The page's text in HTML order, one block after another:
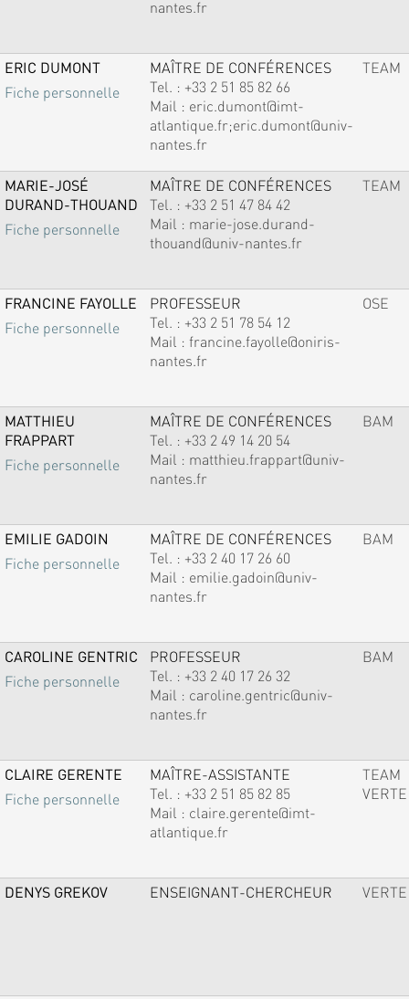
nantes.fr
ERIC DUMONT
Fiche personnelle
MAÎTRE DE CONFÉRENCES
Tel. : +33 2 51 85 82 66
Mail : eric.dumont@imt-
atlantique.fr;eric.dumont@univ-
nantes.fr
TEAM
MARIE-JOSÉ
DURAND-THOUAND
Fiche personnelle
MAÎTRE DE CONFÉRENCES
Tel. : +33 2 51 47 84 42
Mail : marie-jose.durand-
thouand@univ-nantes.fr
TEAM
FRANCINE FAYOLLE
Fiche personnelle
PROFESSEUR
Tel. : +33 2 51 78 54 12
Mail : francine.fayolle@oniris-
nantes.fr
OSE
MATTHIEU
FRAPPART
Fiche personnelle
MAÎTRE DE CONFÉRENCES
Tel. : +33 2 49 14 20 54
Mail : matthieu.frappart@univ-
nantes.fr
BAM
EMILIE GADOIN
Fiche personnelle
MAÎTRE DE CONFÉRENCES
Tel. : +33 2 40 17 26 60
Mail : emilie.gadoin@univ-
nantes.fr
BAM
CAROLINE GENTRIC
Fiche personnelle
PROFESSEUR
Tel. : +33 2 40 17 26 32
Mail : caroline.gentric@univ-
nantes.fr
BAM
CLAIRE GERENTE
Fiche personnelle
MAÎTRE-ASSISTANTE
Tel. : +33 2 51 85 82 85
Mail : claire.gerente@imt-
atlantique.fr
TEAM
VERTE
DENYS GREKOV ENSEIGNANT-CHERCHEUR VERTE